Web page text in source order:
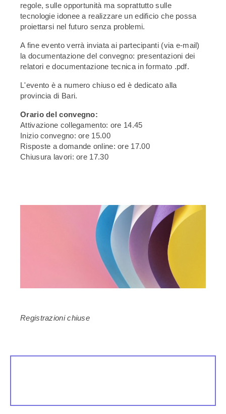
regole, sulle opportunità ma soprattutto sulle
tecnologie idonee a realizzare un edificio che possa
proiettarsi nel futuro senza problemi.
A fine evento verrà inviata ai partecipanti (via e-mail)
la documentazione del convegno: presentazioni dei
relatori e documentazione tecnica in formato .pdf.
L'evento è a numero chiuso ed è dedicato alla
provincia di Bari.
Orario del convegno:
Attivazione collegamento: ore 14.45
Inizio convegno: ore 15.00
Risposte a domande online: ore 17.00
Chiusura lavori: ore 17.30
Registrazioni chiuse